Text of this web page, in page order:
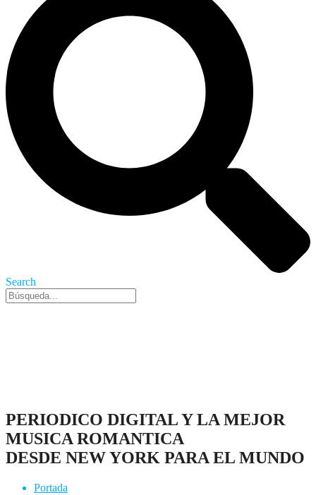
Search
PERIODICO DIGITAL Y LA MEJOR
MUSICA ROMANTICA
DESDE NEW YORK PARA EL MUNDO
Portada